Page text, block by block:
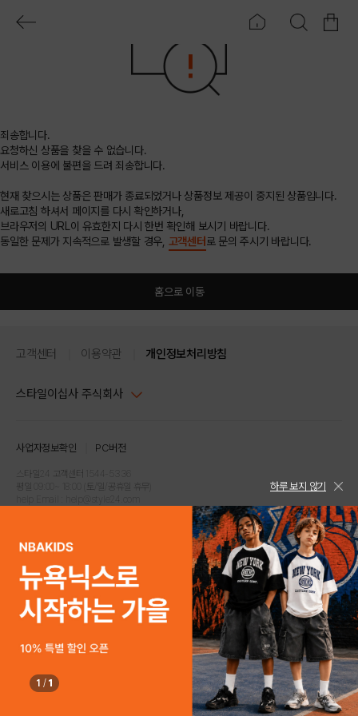
죄송합니다.
요청하신 상품을 찾을 수 없습니다.
서비스 이용에 불편을 드려 죄송합니다.
현재 찾으시는 상품은 판매가 종료되었거나 상품정보 제공이 중지된 상품입니다.
새로고침 하셔서 페이지를 다시 확인하거나,
브라우저의 URL이 유효한지 다시 한번 확인해 보시기 바랍니다.
동일한 문제가 지속적으로 발생할 경우, 고객센터 로 문의 주시기 바랍니다.
홈으로 이동
고객센터 이용약관 개인정보처리방침
스타일이십사 주식회사
주소 : 서울시 강남구 논현로 633, 6층 (논현동, 한세엠케이빌딩)
사업자등록번호 : 116-81-32499
통신판매업신고번호 : 제 2024-서울강남-04239
고객센터 1544-5336(평일 09:00~ 18:00 토/일/공휴일 휴무)
사업자정보확인 PC버전
스타일24 고객센터 1544-5336
평일 09:00~ 18:00 (토/일/공휴일 휴무)
COPYRIGHTⓒ2021 STYLE24 ALL RIGHTS RESERVED.
하루 보지 않기
1 / 1